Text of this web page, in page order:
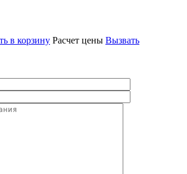
в корзину Расчет цены Вызвать